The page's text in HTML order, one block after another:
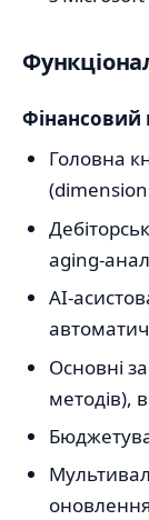
Головна
aging-
AI-
Основні
методів),